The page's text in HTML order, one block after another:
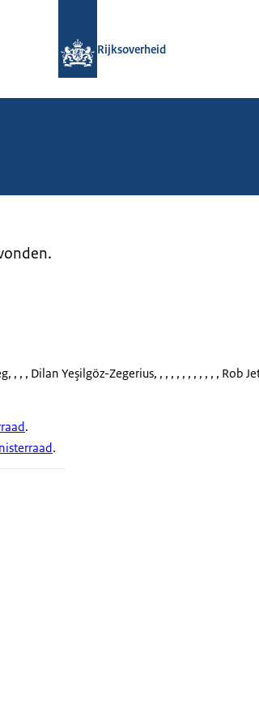
Rijksoverheid
, , , , Dilan Yeşilgöz-Zegerius, , , , , , , , , , , , Rob
.
.